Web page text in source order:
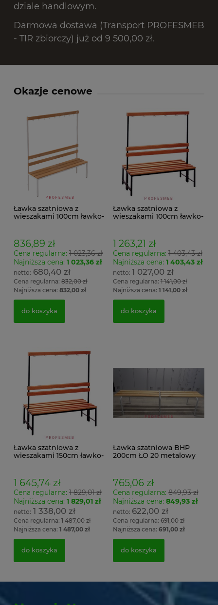
dziale handlowym.
Darmowa dostawa (Transport PROFESMEB
- TIR zbiorczy) już od 9 500,00 zł.
Okazje cenowe
Ławka szatniowa z
wieszakami 100cm ławko-
836,89 zł
Cena regularna: 1 023,36 zł
Najniższa cena: 1 023,36 zł
680,40 zł
Cena regularna: 832,00 zł
Najniższa cena: 832,00 zł
do koszyka
Ławka szatniowa z
wieszakami 100cm ławko-
1 263,21 zł
Cena regularna:1 403,43 zł
Najniższa cena: 1 403,43 zł
1 027,00 zł
Cena regularna:1 141,00 zł
Najniższa cena: 1 141,00 zł
do koszyka
Ławka szatniowa z
wieszakami 150cm ławko-
1 645,74 zł
Cena regularna: 1 829,01 zł
Najniższa cena: 1 829,01 zł
1 338,00 zł
Cena regularna: 1 487,00 zł
Najniższa cena: 1 487,00 zł
do koszyka
Ławka szatniowa BHP
200cm ŁO 20 metalowy
765,06 zł
Cena regularna:849,93 zł
Najniższa cena: 849,93 zł
622,00 zł
Cena regularna:691,00 zł
Najniższa cena: 691,00 zł
do koszyka